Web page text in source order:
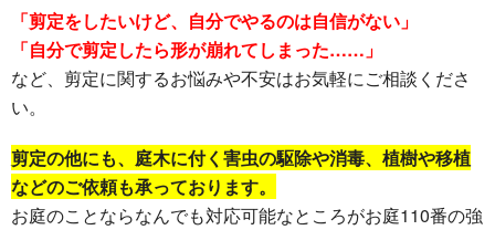
「剪定をしたいけど、自分でやるのは自信がない」
「自分で剪定したら形が崩れてしまった……」
など、剪定に関するお悩みや不安はお気軽にご相談くださ
い。
剪定の他にも、庭木に付く害虫の駆除や消毒、植樹や移植
などのご依頼も承っております。
お庭のことならなんでも対応可能なところがお庭110番の強